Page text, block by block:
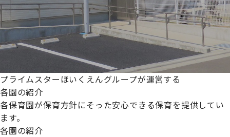
プライムスターほいくえんグループが運営する
各園の紹介
各保育園が保育方針にそった安心できる保育を提供してい
ます。
各園の紹介